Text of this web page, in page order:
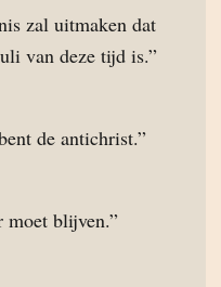
zal uitmaken dat
van deze tijd is.”
de antichrist.”
moet blijven.”